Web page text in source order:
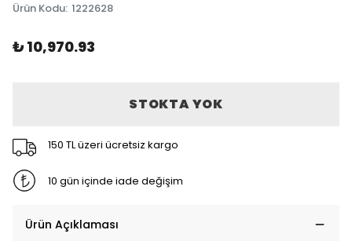
Ürün Kodu: 1222628
₺ 10,970.93
STOKTA YOK
150 TL üzeri ücretsiz kargo
10 gün içinde iade değişim
Ürün Açıklaması